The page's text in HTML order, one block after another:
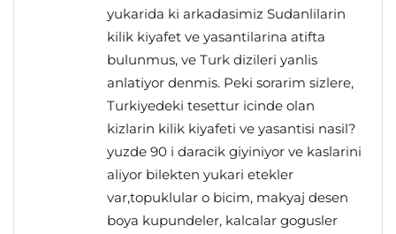
yukarida ki arkadasimiz Sudanlilarin
kilik kiyafet ve yasantilarina atifta
bulunmus, ve Turk dizileri yanlis
anlatiyor denmis. Peki sorarim sizlere,
Turkiyedeki tesettur icinde olan
kizlarin kilik kiyafeti ve yasantisi nasil?
yuzde 90 i daracik giyiniyor ve kaslarini
aliyor bilekten yukari etekler
var,topuklular o bicim, makyaj desen
boya kupundeler, kalcalar gogusler